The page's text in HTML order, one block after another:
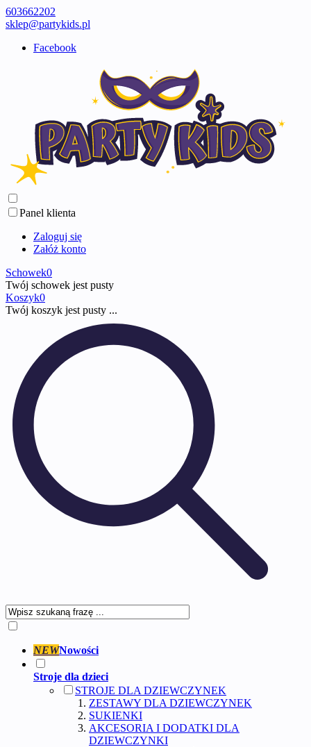
603662202
sklep@partykids.pl
Facebook
Panel klienta
Zaloguj się
Załóż konto
Schowek0
Twój schowek jest pusty
Koszyk0
Twój koszyk jest pusty ...
NEWNowości
Stroje dla dzieci
STROJE DLA DZIEWCZYNEK
ZESTAWY DLA DZIEWCZYNEK
SUKIENKI
AKCESORIA I DODATKI DLA
DZIEWCZYNKI